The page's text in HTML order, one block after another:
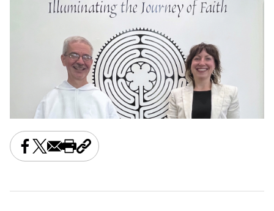
Share this on Facebook
Share this on X
Share this by email
Print this page
Copy the page address